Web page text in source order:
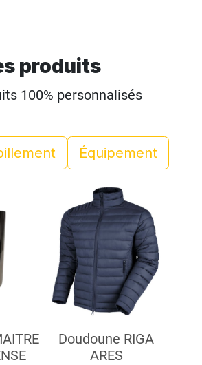
produits
100% personnalisés
Équipement
Doudoune RIGA
ARES